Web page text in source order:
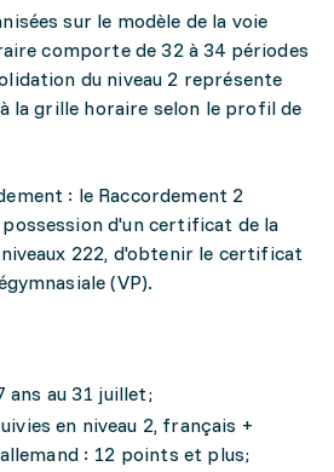
sur le modèle de la voie
comporte de 32 à 34 périodes
du niveau 2 représente
la grille horaire selon le profil de
: le Raccordement 2
d'un certificat de la
niveaux 222, d'obtenir le certificat
(VP).
ans au 31 juillet;
en niveau 2, français +
: 12 points et plus;